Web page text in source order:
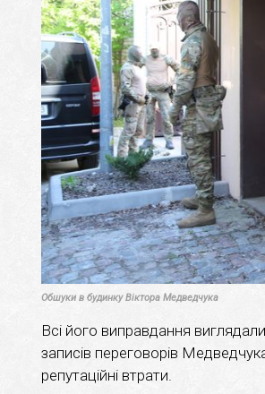
Обшуки в будинку Віктора Медведчука
Всі його виправдання
записів переговорів
репутаційні втрати.